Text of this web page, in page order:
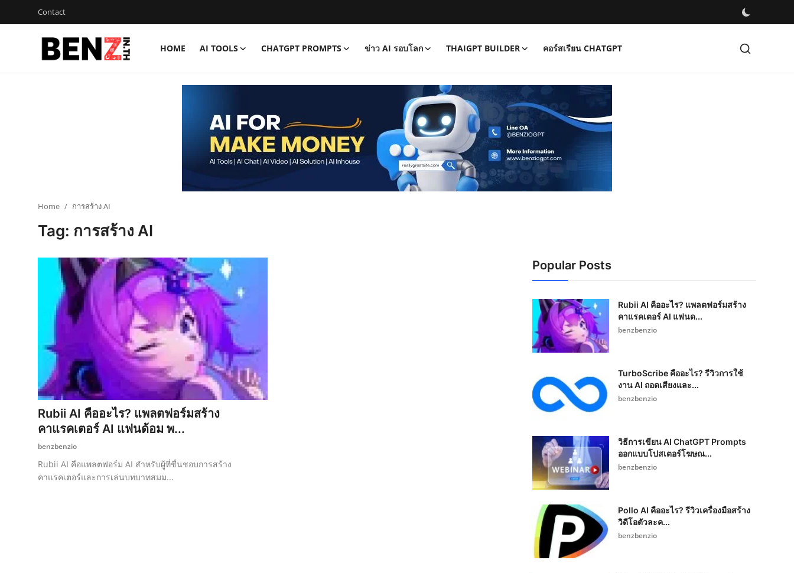
Contact
HOME AI TOOLS CHATGPT PROMPTS ข่าว AI รอบโลก THAIGPT BUILDER คอร์สเรียน CHATGPT
ThaiGPT Builder
คอร์สเรียน ChatGPT
Home การสร้าง AI
Tag: การสร้าง AI
Rubii AI คืออะไร? แพลตฟอร์มสร้าง
คาแรคเตอร์ AI แฟนด้อม พ...
benzbenzio
Rubii AI คือแพลตฟอร์ม AI สำหรับผู้ที่ชื่นชอบการสร้าง
คาแรคเตอร์และการเล่นบทบาทสมม...
Popular Posts
Rubii AI คืออะไร? แพลตฟอร์มสร้าง
คาแรคเตอร์ AI แฟนด...
benzbenzio
TurboScribe คืออะไร? รีวิวการใช้
งาน AI ถอดเสียงและ...
benzbenzio
วิธีการเขียน AI ChatGPT Prompts
ออกแบบโปสเตอร์โฆษณ...
benzbenzio
Pollo AI คืออะไร? รีวิวเครื่องมือสร้าง
วิดีโอตัวละค...
benzbenzio